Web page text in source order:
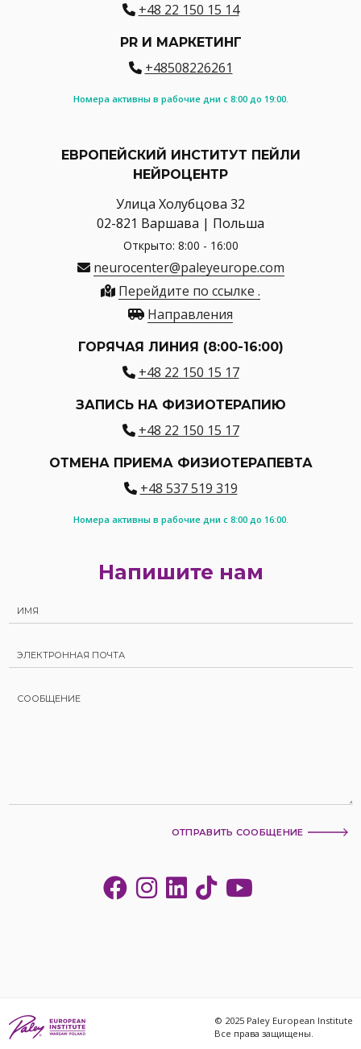
+48 22 150 15 14
PR И МАРКЕТИНГ
+48508226261
Номера активны в рабочие дни с 8:00 до 19:00.
ЕВРОПЕЙСКИЙ ИНСТИТУТ ПЕЙЛИ
НЕЙРОЦЕНТР
Улица Холубцова 32
02-821 Варшава | Польша
Открыто: 8:00 - 16:00
neurocenter@paleyeurope.com
Перейдите по ссылке .
Направления
ГОРЯЧАЯ ЛИНИЯ (8:00-16:00)
+48 22 150 15 17
ЗАПИСЬ НА ФИЗИОТЕРАПИЮ
+48 22 150 15 17
ОТМЕНА ПРИЕМА ФИЗИОТЕРАПЕВТА
+48 537 519 319
Номера активны в рабочие дни с 8:00 до 16:00.
Напишите нам
ОТПРАВИТЬ СООБЩЕНИЕ
© 2025 Paley European Institute
Все права защищены.